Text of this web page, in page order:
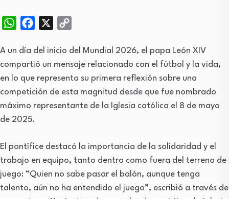
WhatsAppFacebook
A un día del inicio del Mundial 2026, el papa León XIV
compartió un mensaje relacionado con el fútbol y la vida,
en lo que representa su primera reflexión sobre una
competición de esta magnitud desde que fue nombrado
máximo representante de la Iglesia católica el 8 de mayo
de 2025.
El pontífice destacó la importancia de la solidaridad y el
trabajo en equipo, tanto dentro como fuera del terreno de
juego: “Quien no sabe pasar el balón, aunque tenga
talento, aún no ha entendido el juego”, escribió a través de